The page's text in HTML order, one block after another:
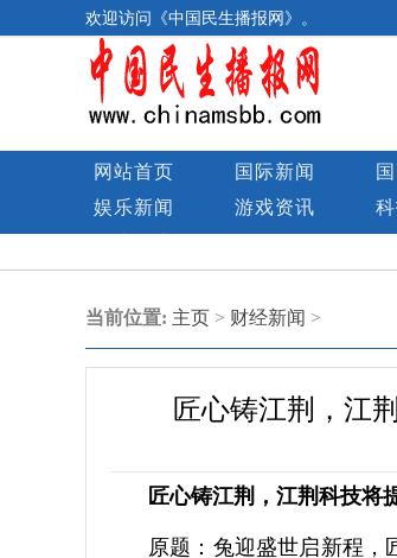
欢迎访问《中国民生播报网》。
网站首页 国际新闻
娱乐新闻
游戏资讯
当前位置: 主页 > 财经新闻 >
匠心铸江荆，江
匠心铸江荆，江荆科技将
原题：兔迎盛世启新程，